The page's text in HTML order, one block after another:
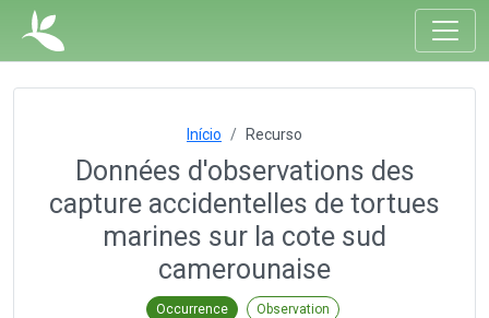
Início Recurso
Données d'observations des
capture accidentelles de tortues
marines sur la cote sud
camerounaise
Occurrence Observation